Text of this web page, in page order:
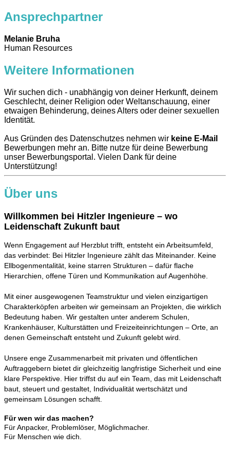
Ansprechpartner
Melanie Bruha
Human Resources
Weitere Informationen
Wir suchen dich - unabhängig von deiner Herkunft, deinem
Geschlecht, deiner Religion oder Weltanschauung, einer
etwaigen Behinderung, deines Alters oder deiner sexuellen
Identität.
Aus Gründen des Datenschutzes nehmen wir keine E-Mail
Bewerbungen mehr an. Bitte nutze für deine Bewerbung
unser Bewerbungsportal. Vielen Dank für deine
Unterstützung!
Über uns
Willkommen bei Hitzler Ingenieure – wo
Leidenschaft Zukunft baut
Wenn Engagement auf Herzblut trifft, entsteht ein Arbeitsumfeld,
das verbindet: Bei Hitzler Ingenieure zählt das Miteinander. Keine
Ellbogenmentalität, keine starren Strukturen – dafür flache
Hierarchien, offene Türen und Kommunikation auf Augenhöhe.
Mit einer ausgewogenen Teamstruktur und vielen einzigartigen
Charakterköpfen arbeiten wir gemeinsam an Projekten, die wirklich
Bedeutung haben. Wir gestalten unter anderem Schulen,
Krankenhäuser, Kulturstätten und Freizeiteinrichtungen – Orte, an
denen Gemeinschaft entsteht und Zukunft gelebt wird.
Unsere enge Zusammenarbeit mit privaten und öffentlichen
Auftraggebern bietet dir gleichzeitig langfristige Sicherheit und eine
klare Perspektive. Hier triffst du auf ein Team, das mit Leidenschaft
baut, steuert und gestaltet, Individualität wertschätzt und
gemeinsam Lösungen schafft.
Für wen wir das machen?
Für Anpacker, Problemlöser, Möglichmacher.
Für Menschen wie dich.